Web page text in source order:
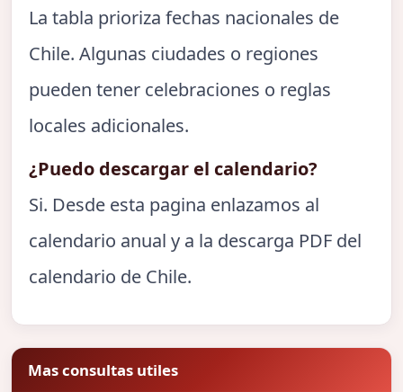
La tabla prioriza fechas nacionales de
Chile. Algunas ciudades o regiones
pueden tener celebraciones o reglas
locales adicionales.
¿Puedo descargar el calendario?
Si. Desde esta pagina enlazamos al
calendario anual y a la descarga PDF del
calendario de Chile.
Mas consultas utiles